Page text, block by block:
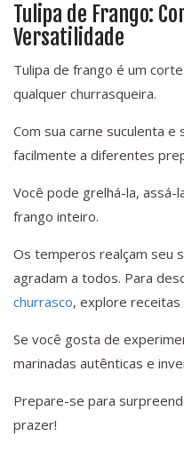
Tulipa de Frango:
Versatilidade
Tulipa de frango é um
qualquer churrasqueira.
Com sua carne suculenta
facilmente a diferentes
Você pode grelhá-la, assá-
frango inteiro.
Os temperos realçam seu
agradam a todos. Para
churrasco, explore
Se você gosta de
marinadas autênticas e
Prepare-se para
prazer!